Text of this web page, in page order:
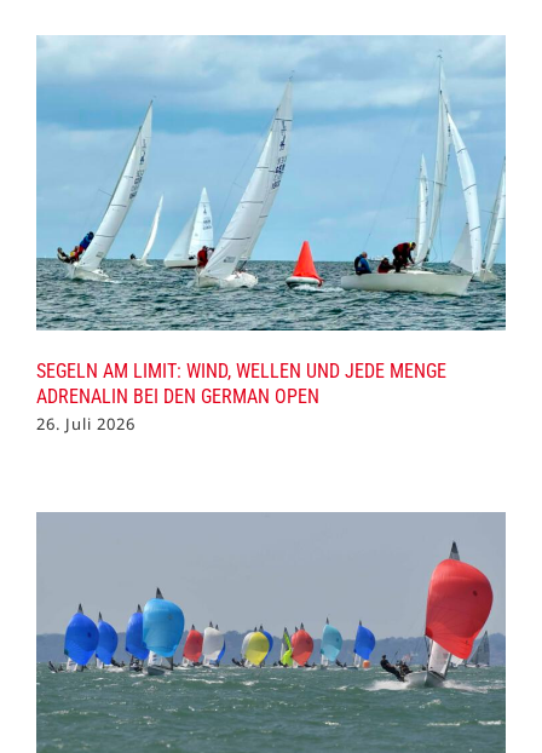
SEGELN AM LIMIT: WIND, WELLEN UND JEDE MENGE
ADRENALIN BEI DEN GERMAN OPEN
26. Juli 2026